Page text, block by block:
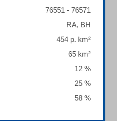
76551 - 76571
RA, BH
454 p. km²
65 km²
12 %
25 %
58 %